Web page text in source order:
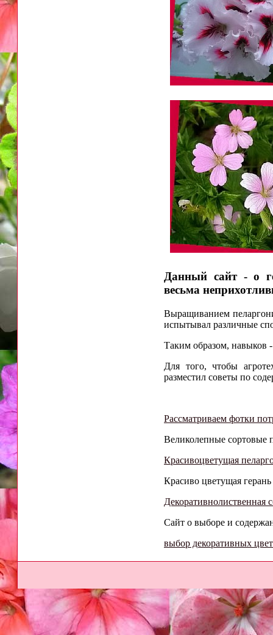
Данный сайт - о
весьма
Выращиванием
испытывал различные
Таким образом, навыков
Для того, чтобы
разместил советы по
Рассматриваем фотки
Великолепные сортовые
Красивоцветущая
Красиво цветущая
Декоративнолиственная
Сайт о выборе и
выбор декоративных